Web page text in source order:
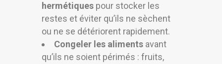
hermétiques pour stocker les
restes et éviter qu’ils ne sèchent
ou ne se détériorent rapidement.
Congeler les aliments avant
qu’ils ne soient périmés : fruits,